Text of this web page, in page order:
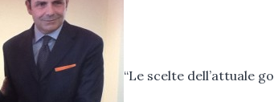
“Le scelte dell’attuale